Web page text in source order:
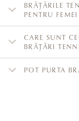
BRĂȚĂRILE
PENTRU
CARE SUNT
BRĂȚĂRI
POT PURTA